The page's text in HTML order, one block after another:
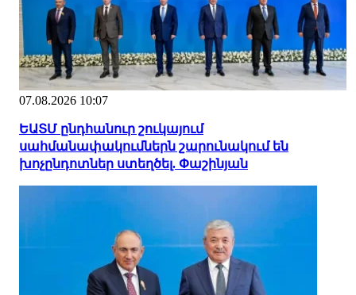
07.08.2026 10:07
ԵԱՏՄ ընդհանուր շուկայում
սահմանափակումներն շարունակում են
խոչընդոտներ ստեղծել. Փաշինյան